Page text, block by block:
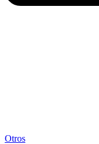
Categories
Otros